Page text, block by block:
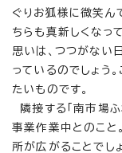
ぐりお狐様に微笑ん
ちらも真新しくなっ
思いは、つつがない
っているのでしょう
たいものです。
隣接する「南市場
事業作業中とのこと
所が広がることでし